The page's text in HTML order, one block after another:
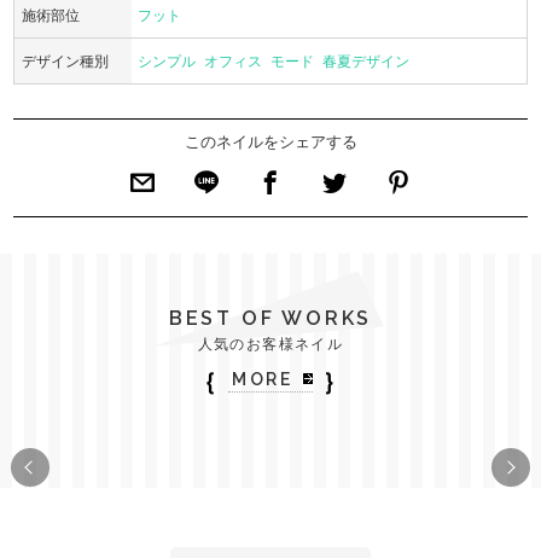
施術部位 フット
デザイン種別 シンプル オフィス モード 春夏デザイン
このネイルをシェアする
BEST OF WORKS
人気のお客様ネイル
｛ MORE ｝